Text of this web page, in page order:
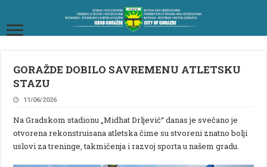
GORAŽDE DOBILO SAVREMENU ATLETSKU
STAZU
11/06/2026
Na Gradskom stadionu „Midhat Drljević“ danas je svečano je
otvorena rekonstruisana atletska čime su stvoreni znatno bolji
uslovi za treninge, takmičenja i razvoj sporta u našem gradu.